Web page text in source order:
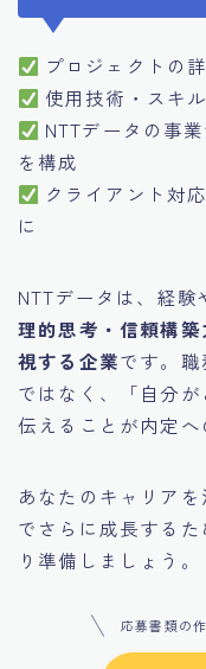
プロジェクトの
使用技術・スキ
NTTデータの事
を構成
クライアント対
に
NTTデータは、経験
理的思考・信頼構
視する企業です。
ではなく、「自分
伝えることが内定へ
あなたのキャリア
でさらに成長する
り準備しましょう。
応募書類の